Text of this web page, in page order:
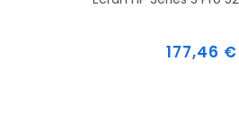
Prix
177,46 €